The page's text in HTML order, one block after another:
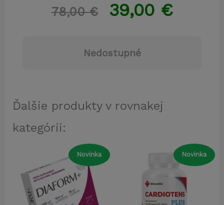
78,00€ 39,00 €
Nedostupné
Ďalšie produkty v rovnakej
kategórii:
Novinka Novinka